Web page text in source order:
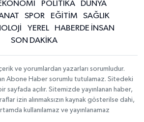
POLİTİKA
DÜNYA
SPOR EĞİTİM
SAĞLIK
YEREL
HABERDE İNSAN
SON DAKİKA
ve yorumlardan yazarları sorumludur.
Abone Haber sorumlu tutulamaz. Sitedeki
sayfada açılır. Sitemizde yayınlanan haber,
izin alınmaksızın kaynak gösterilse dahi,
kullanılamaz ve yayınlanamaz